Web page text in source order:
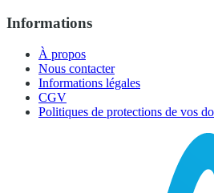
Informations
À propos
Nous contacter
Informations légales
CGV
Politiques de protections de vos